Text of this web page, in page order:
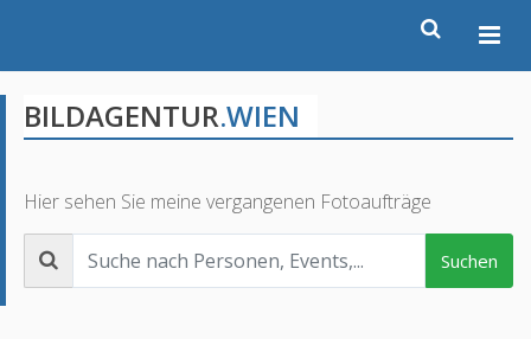
BILDAGENTUR.WIEN
Hier sehen Sie meine vergangenen Fotoaufträge
Suchen